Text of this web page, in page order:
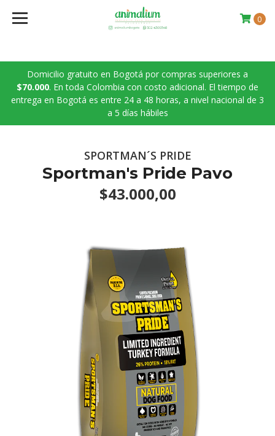
Domicilio gratuito en Bogotá por compras superiores a
$70.000. En toda Colombia con costo adicional. El tiempo de
entrega en Bogotá es entre 24 a 48 horas, a nivel nacional de 3
a 5 días hábiles
0
SPORTMAN´S PRIDE
Sportman's Pride Pavo
$43.000,00